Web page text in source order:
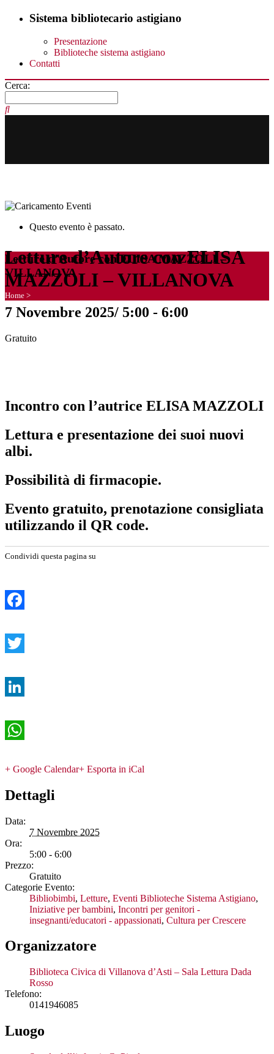
Sistema bibliotecario astigiano
Presentazione
Biblioteche sistema astigiano
Contatti
Cerca:
Letture d’Autore con ELISA MAZZOLI –
VILLANOVA
Home >
Questo evento è passato.
Letture d’Autore con ELISA
MAZZOLI – VILLANOVA
7 Novembre 2025/ 5:00 - 6:00
Gratuito
Incontro con l’autrice ELISA MAZZOLI
Lettura e presentazione dei suoi nuovi
albi.
Possibilità di firmacopie.
Evento gratuito, prenotazione consigliata
utilizzando il QR code.
Condividi questa pagina su
+ Google Calendar+ Esporta in iCal
Dettagli
Data:
7 Novembre 2025
Ora:
5:00 - 6:00
Prezzo:
Gratuito
Categorie Evento:
Bibliobimbi, Letture, Eventi Biblioteche Sistema Astigiano,
Iniziative per bambini, Incontri per genitori -
insegnanti/educatori - appassionati, Cultura per Crescere
Organizzatore
Biblioteca Civica di Villanova d’Asti – Sala Lettura Dada
Rosso
Telefono:
0141946085
Luogo